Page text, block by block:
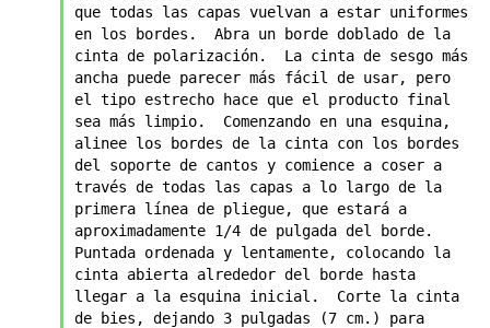
que todas las capas vuelvan a estar uniformes
en los bordes.  Abra un borde doblado de la
cinta de polarización.  La cinta de sesgo más
ancha puede parecer más fácil de usar, pero
el tipo estrecho hace que el producto final
sea más limpio.  Comenzando en una esquina,
alinee los bordes de la cinta con los bordes
del soporte de cantos y comience a coser a
través de todas las capas a lo largo de la
primera línea de pliegue, que estará a
aproximadamente 1/4 de pulgada del borde.
Puntada ordenada y lentamente, colocando la
cinta abierta alrededor del borde hasta
llegar a la esquina inicial.  Corte la cinta
de bies, dejando 3 pulgadas (7 cm.) para